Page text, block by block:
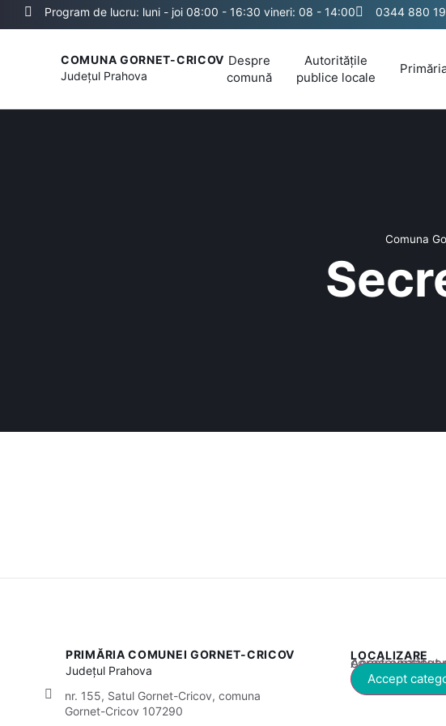
Program de lucru: luni - joi 08:00 - 16:30 vineri: 08 - 14:00 0344 880
COMUNA GORNET-CRICOV
Județul Prahova
Despre
comună
Autoritățile
publice locale
Comuna
PRIMĂRIA COMUNEI GORNET-CRICOV
Județul Prahova
nr. 155, Satul Gornet-Cricov, comuna
Gornet-Cricov 107290
LOCALIZARE
Acest conținut este blocat până când
Accept